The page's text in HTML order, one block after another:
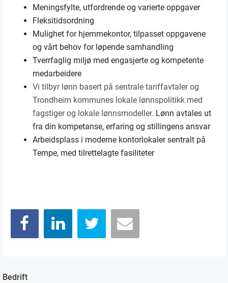
Meningsfylte, utfordrende og varierte oppgaver
Fleksitidsordning
Mulighet for hjemmekontor, tilpasset oppgavene
og vårt behov for løpende samhandling
Tverrfaglig miljø med engasjerte og kompetente
medarbeidere
Vi tilbyr lønn basert på sentrale tariffavtaler og
Trondheim kommunes lokale lønnspolitikk med
fagstiger og lokale lønnsmodeller. Lønn avtales ut
fra din kompetanse, erfaring og stillingens ansvar
Arbeidsplass i moderne kontorlokaler sentralt på
Tempe, med tilrettelagte fasiliteter
Bedrift